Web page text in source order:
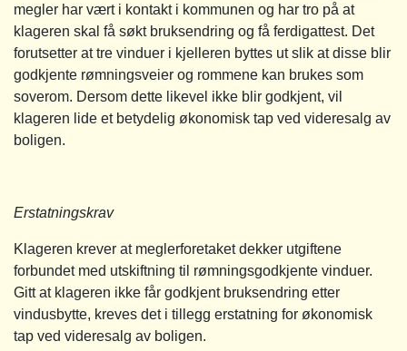
megler har vært i kontakt i kommunen og har tro på at
klageren skal få søkt bruksendring og få ferdigattest. Det
forutsetter at tre vinduer i kjelleren byttes ut slik at disse blir
godkjente rømningsveier og rommene kan brukes som
soverom. Dersom dette likevel ikke blir godkjent, vil
klageren lide et betydelig økonomisk tap ved videresalg av
boligen.
Erstatningskrav
Klageren krever at meglerforetaket dekker utgiftene
forbundet med utskiftning til rømningsgodkjente vinduer.
Gitt at klageren ikke får godkjent bruksendring etter
vindusbytte, kreves det i tillegg erstatning for økonomisk
tap ved videresalg av boligen.